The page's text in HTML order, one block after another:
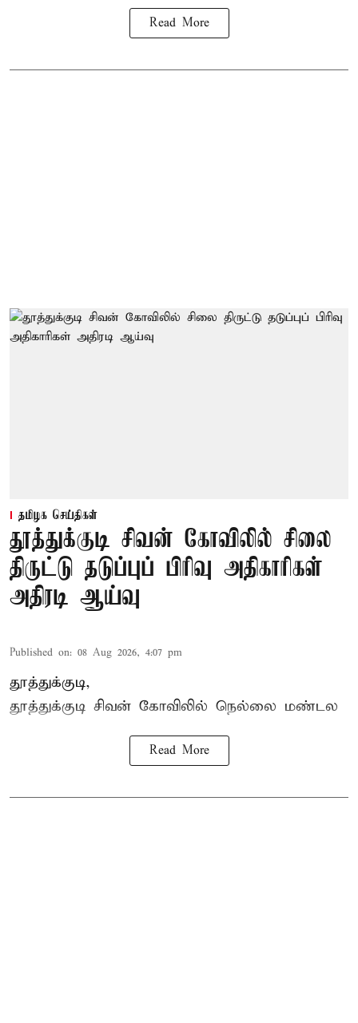
Read More
தமிழக செய்திகள்
தூத்துக்குடி சிவன் கோவிலில் சிலை
திருட்டு தடுப்புப் பிரிவு அதிகாரிகள்
அதிரடி ஆய்வு
Published on: 08 Aug 2026, 4:07 pm
தூத்துக்குடி,
தூத்துக்குடி சிவன் கோவிலில் நெல்லை மண்டல
Read More